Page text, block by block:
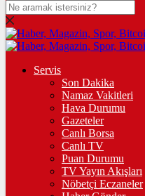
DOLAR
47,6021$% 0.06
% -0.08
STERLİN
% 0.14
GRAM ALTIN
%0,12
Servis
Son Dakika
Namaz Vakitleri
Hava Durumu
Gazeteler
Canlı Borsa
Canlı TV
Puan Durumu
TV Yayın Akışları
Nöbetçi Eczaneler